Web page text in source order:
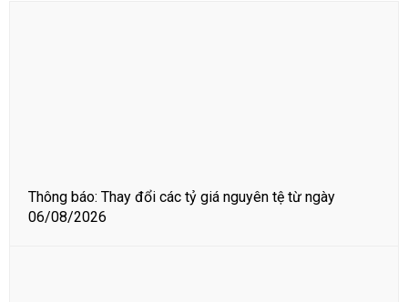
Thông báo: Thay đổi các tỷ giá nguyên tệ từ ngày
06/08/2026